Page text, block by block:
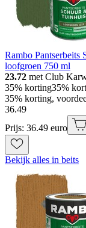
Rambo Pantserbeits
loofgroen 750 ml
23.72 met Club
35% korting35%
35% korting,
36.49
Prijs: 36.49 euro
Bekijk alles in beits